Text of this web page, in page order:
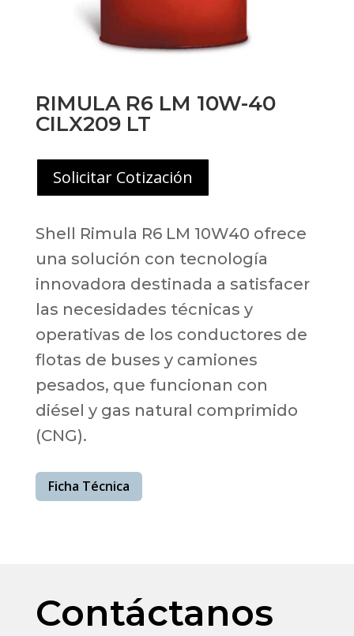
RIMULA R6 LM 10W-40
CILX209 LT
Solicitar Cotización
Shell Rimula R6 LM 10W40 ofrece
una solución con tecnología
innovadora destinada a satisfacer
las necesidades técnicas y
operativas de los conductores de
flotas de buses y camiones
pesados, que funcionan con
diésel y gas natural comprimido
(CNG).
Ficha Técnica
Contáctanos